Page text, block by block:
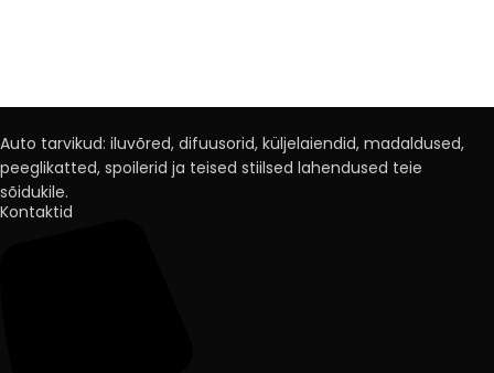
Auto tarvikud: iluvõred, difuusorid, küljelaiendid, madaldused,
peeglikatted, spoilerid ja teised stiilsed lahendused teie
sõidukile.
Kontaktid